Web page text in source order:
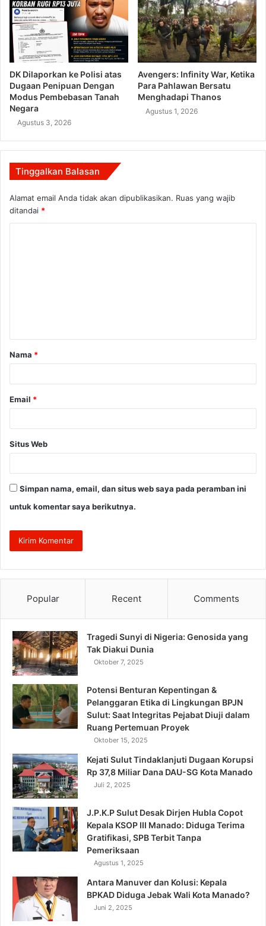
DK Dilaporkan ke Polisi atas
Dugaan Penipuan Dengan
Modus Pembebasan Tanah
Negara
Agustus 3, 2026
Avengers: Infinity War, Ketika
Para Pahlawan Bersatu
Menghadapi Thanos
Agustus 1, 2026
Tinggalkan Balasan
Alamat email Anda tidak akan dipublikasikan. Ruas yang wajib
ditandai *
a
r
Nama *
Email *
Situs Web
Simpan nama, email, dan situs web saya pada peramban ini
untuk komentar saya berikutnya.
Popular Recent Comments
Tragedi Sunyi di Nigeria: Genosida yang
Tak Diakui Dunia
Oktober 7, 2025
Potensi Benturan Kepentingan &
Pelanggaran Etika di Lingkungan BPJN
Sulut: Saat Integritas Pejabat Diuji dalam
Ruang Pertemuan Proyek
Oktober 15, 2025
Kejati Sulut Tindaklanjuti Dugaan Korupsi
Rp 37,8 Miliar Dana DAU-SG Kota Manado
Juli 2, 2025
J.P.K.P Sulut Desak Dirjen Hubla Copot
Kepala KSOP III Manado: Diduga Terima
Gratifikasi, SPB Terbit Tanpa
Pemeriksaan
Agustus 1, 2025
Antara Manuver dan Kolusi: Kepala
BPKAD Diduga Jebak Wali Kota Manado?
Juni 2, 2025